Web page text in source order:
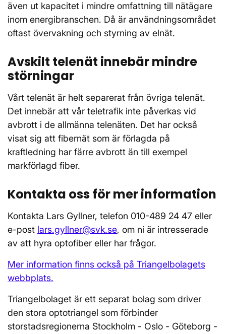
även ut kapacitet i mindre omfattning till nätägare
inom energibranschen. Då är användningsområdet
oftast övervakning och styrning av elnät.
Avskilt telenät innebär mindre
störningar
Vårt telenät är helt separerat från övriga telenät.
Det innebär att vår teletrafik inte påverkas vid
avbrott i de allmänna telenäten. Det har också
visat sig att fibernät som är förlagda på
kraftledning har färre avbrott än till exempel
markförlagd fiber.
Kontakta oss för mer information
Kontakta Lars Gyllner, telefon 010-489 24 47 eller
e-post lars.gyllner@svk.se, om ni är intresserade
av att hyra optofiber eller har frågor.
Mer information finns också på Triangelbolagets
webbplats.
Triangelbolaget är ett separat bolag som driver
den stora optotriangel som förbinder
storstadsregionerna Stockholm - Oslo - Göteborg -